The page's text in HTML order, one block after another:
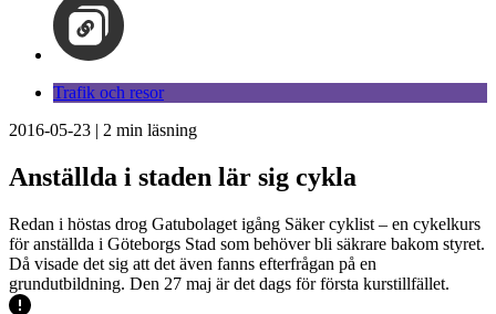
Trafik och resor
2016-05-23 | 2 min läsning
Anställda i staden lär sig cykla
Redan i höstas drog Gatubolaget igång Säker cyklist – en cykelkurs
för anställda i Göteborgs Stad som behöver bli säkrare bakom styret.
Då visade det sig att det även fanns efterfrågan på en
grundutbildning. Den 27 maj är det dags för första kurstillfället.